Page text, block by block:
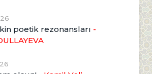
poetik rezonansları -